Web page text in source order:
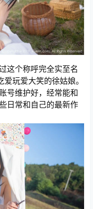
这个称呼完全实至名
玩爱大笑的徐姑娘。
号维护好，经常能和
日常和自己的最新作